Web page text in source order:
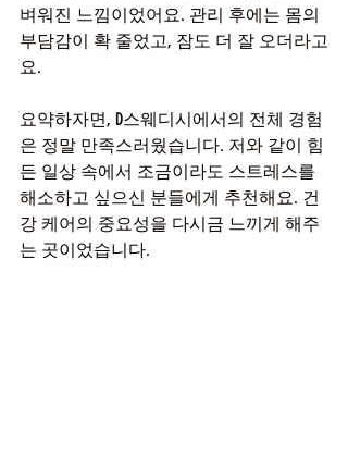
벼워진 느낌이었어요. 관리 후에는 몸의
부담감이 확 줄었고, 잠도 더 잘 오더라고
요.
요약하자면, D스웨디시에서의 전체 경험
은 정말 만족스러웠습니다. 저와 같이 힘
든 일상 속에서 조금이라도 스트레스를
해소하고 싶으신 분들에게 추천해요. 건
강 케어의 중요성을 다시금 느끼게 해주
는 곳이었습니다.